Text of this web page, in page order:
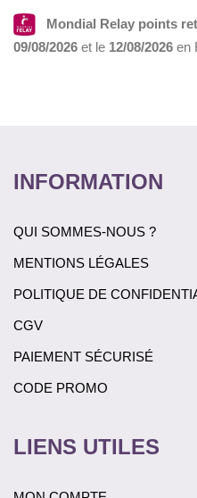
Mondial Relay points
09/08/2026 et le 12/08/2026 en
INFORMATION
QUI SOMMES-NOUS ?
MENTIONS LÉGALES
POLITIQUE DE
CGV
PAIEMENT SÉCURISÉ
CODE PROMO
LIENS UTILES